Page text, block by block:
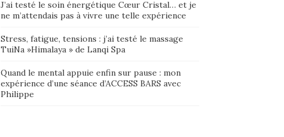
J’ai testé le soin énergétique Cœur Cristal… et je
ne m’attendais pas à vivre une telle expérience
Stress, fatigue, tensions : j’ai testé le massage
TuiNa »Himalaya » de Lanqi Spa
Quand le mental appuie enfin sur pause : mon
expérience d’une séance d’ACCESS BARS avec
Philippe